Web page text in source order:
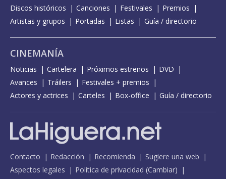
Discos históricos
Canciones Festivales
Premios
Artistas y grupos
Portadas Listas Guía / directorio
CINEMANÍA
Noticias Cartelera Próximos estrenos
DVD
Avances
Tráilers
Festivales + premios
Actores y actrices
Carteles Box-office Guía / directorio
Contacto Redacción Recomienda
Sugiere una web
Aspectos legales
Política de privacidad (Cambiar)